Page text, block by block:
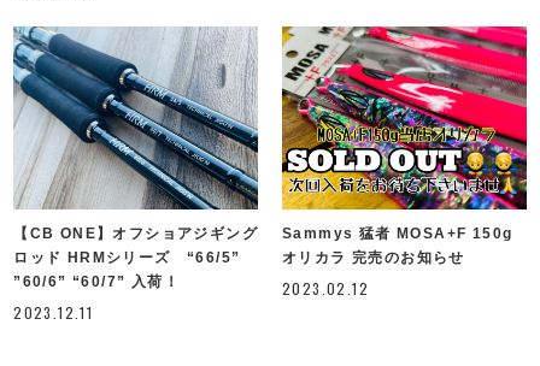
【CB ONE】オフショアジギング
ロッド HRMシリーズ “66/5”
”60/6” “60/7” 入荷！
2023.12.11
Sammys 猛者 MOSA+F 150g
オリカラ 完売のお知らせ
2023.02.12